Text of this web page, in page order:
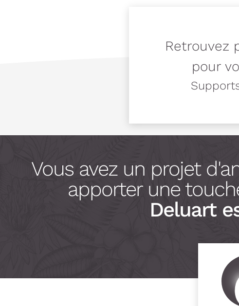
Retrouvez
pour
Vous avez un projet
apporter une
Deluart